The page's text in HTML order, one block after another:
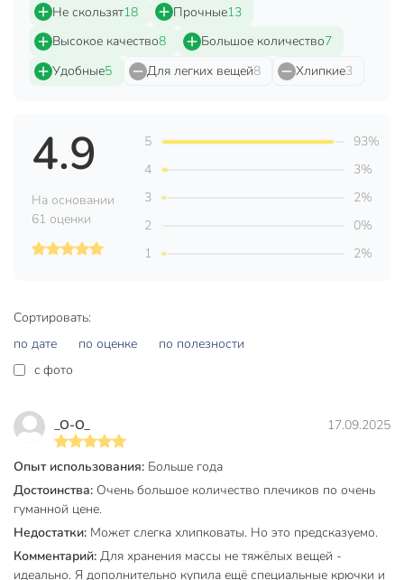
С перекладиной
С зажимами
без зажима
Секционная
без секций
Назначение
Габариты упаковки
6 x 20 x 41 см
Не скользят18 Прочные13
Высокое качество8 Большое количество7
Удобные5 Для легких вещей8 Хлипкие3
Сортировать:
по дате
по оценке
по полезности
c фото
_O-O_ 17.09.2025
Опыт использования: Больше года
Достоинства: Очень большое количество плечиков по очень
гуманной цене.
Недостатки: Может слегка хлипковаты. Но это предсказуемо.
Комментарий: Для хранения массы не тяжёлых вещей -
идеально. Я дополнительно купила ещё специальные крючки и
4.9
На основании
61 оценки
5
93%
4
3%
3
2%
2
0%
1
2%